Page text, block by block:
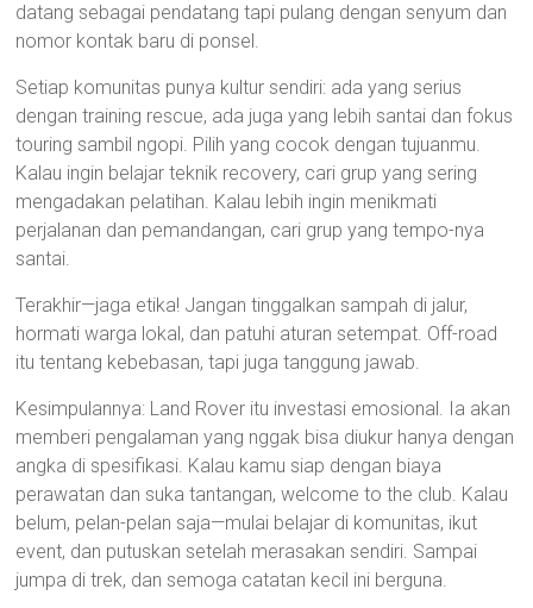
datang sebagai pendatang tapi pulang dengan senyum dan
nomor kontak baru di ponsel.
Setiap komunitas punya kultur sendiri: ada yang serius
dengan training rescue, ada juga yang lebih santai dan fokus
touring sambil ngopi. Pilih yang cocok dengan tujuanmu.
Kalau ingin belajar teknik recovery, cari grup yang sering
mengadakan pelatihan. Kalau lebih ingin menikmati
perjalanan dan pemandangan, cari grup yang tempo-nya
santai.
Terakhir—jaga etika! Jangan tinggalkan sampah di jalur,
hormati warga lokal, dan patuhi aturan setempat. Off-road
itu tentang kebebasan, tapi juga tanggung jawab.
Kesimpulannya: Land Rover itu investasi emosional. Ia akan
memberi pengalaman yang nggak bisa diukur hanya dengan
angka di spesifikasi. Kalau kamu siap dengan biaya
perawatan dan suka tantangan, welcome to the club. Kalau
belum, pelan-pelan saja—mulai belajar di komunitas, ikut
event, dan putuskan setelah merasakan sendiri. Sampai
jumpa di trek, dan semoga catatan kecil ini berguna.